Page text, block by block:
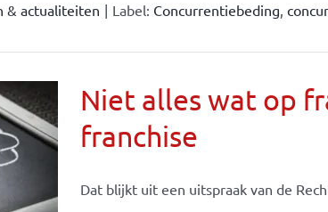
& actualiteiten | Label: Concurrentiebeding,
Niet alles wat op
franchise
Dat blijkt uit een uitspraak van de